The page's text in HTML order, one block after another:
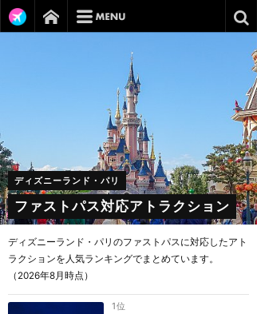
ディズニーランド・パリ
ファストパス対応アトラクション
ディズニーランド・パリのファストパスに対応したアト
ラクションを人気ランキングでまとめています。
（2026年8月時点）
1位